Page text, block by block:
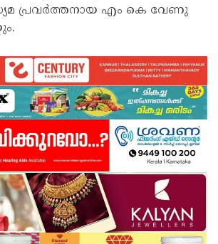
പ്രവർത്തനായ എം കെ വേണു